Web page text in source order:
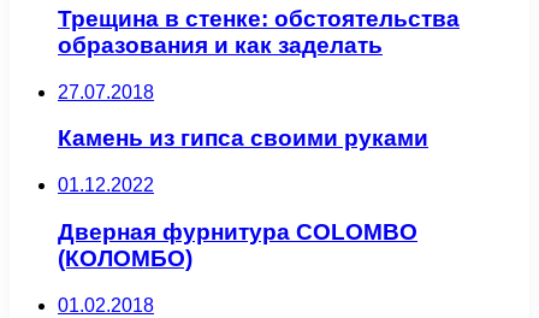
Трещина в стенке: обстоятельства
образования и как заделать
27.07.2018
Камень из гипса своими руками
01.12.2022
Дверная фурнитура COLOMBO
(КОЛОМБО)
01.02.2018